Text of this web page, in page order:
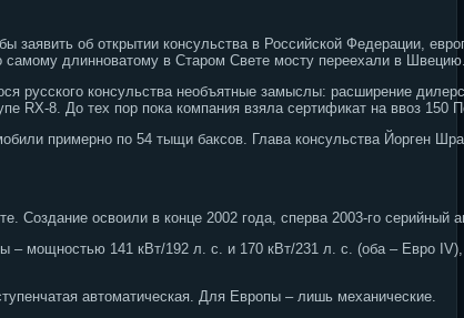
об открытии консульства в Российской Федерации,
самому длинноватому в Старом Свете мосту переехали в Швецию.
русского консульства необъятные замыслы: расширение
RX-8. До тех пор пока компания взяла сертификат на ввоз 150
примерно по 54 тыщи баксов. Глава консульства Йорген
Создание освоили в конце 2002 года, сперва 2003-го серийный
– мощностью 141 кВт/192 л. с. и 170 кВт/231 л. с. (оба – Евро
автоматическая. Для Европы – лишь механические.